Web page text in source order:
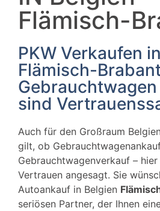
Flämisch-
PKW Verkaufen
Flämisch-
Gebrauchtwagen
sind
Auch für den Großraum
gilt, ob
Gebrauchtwagenverkauf –
Vertrauen angesagt. Sie
Autoankauf in Belgien
seriösen Partner, der Ihnen